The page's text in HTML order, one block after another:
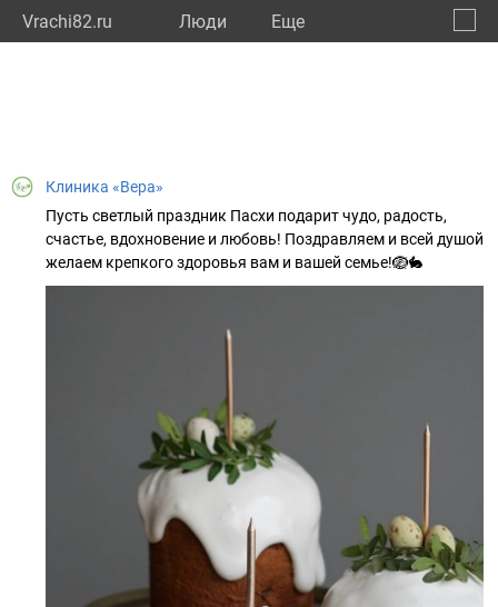
Vrachi82.ru Люди Eще
Клиника «Вера»
Пусть светлый праздник Пасхи подарит чудо, радость,
счастье, вдохновение и любовь! Поздравляем и всей душой
желаем крепкого здоровья вам и вашей семье!🪺🐇